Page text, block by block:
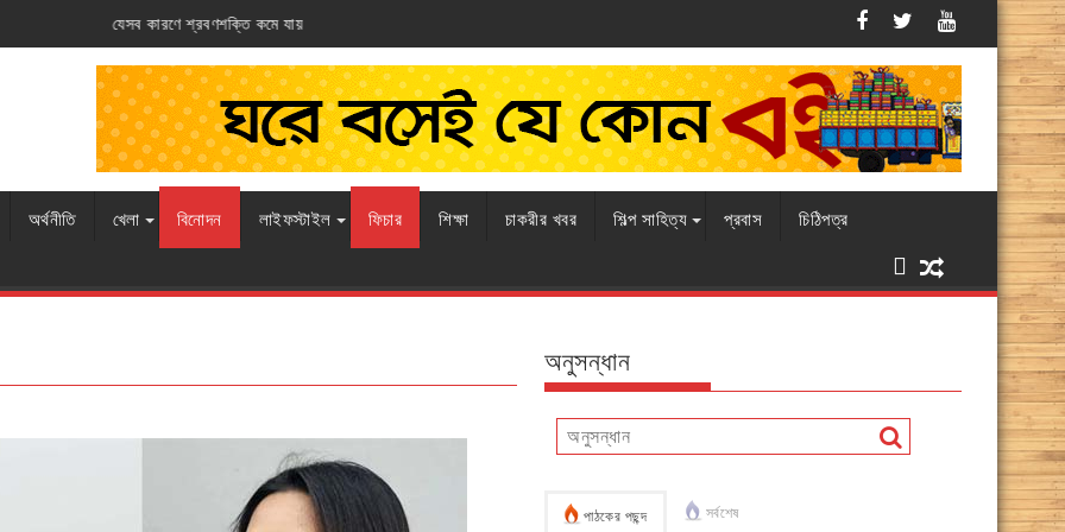
এবারও চামড়ার বাজারে ধস, বিপাকে ব্যবসায়ীরা
অর্থনীতি খেলা বিনোদন লাইফস্টাইল ফিচার শিক্ষা চাকরীর খবর শিল্প সাহিত্য প্রবাস চিঠিপত্র
অনুসন্ধান
পাঠকের পছন্দ সর্বশেষ